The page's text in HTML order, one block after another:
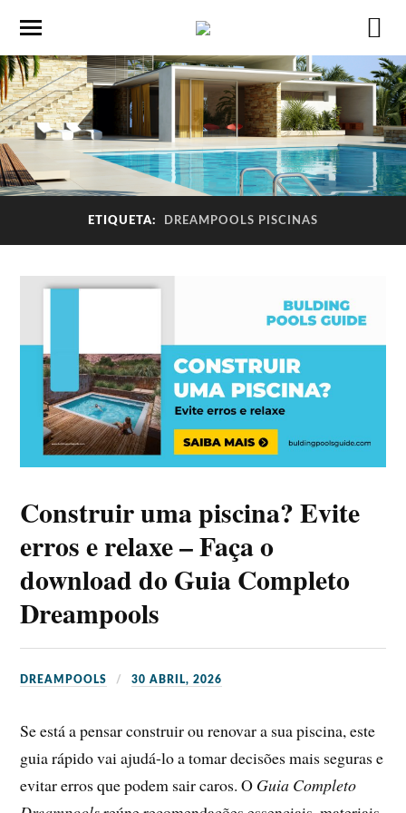
ETIQUETA: DREAMPOOLS PISCINAS
Construir uma piscina? Evite
erros e relaxe – Faça o
download do Guia Completo
Dreampools
DREAMPOOLS 30 ABRIL, 2026
Se está a pensar construir ou renovar a sua piscina, este
guia rápido vai ajudá-lo a tomar decisões mais seguras e
evitar erros que podem sair caros. O Guia Completo